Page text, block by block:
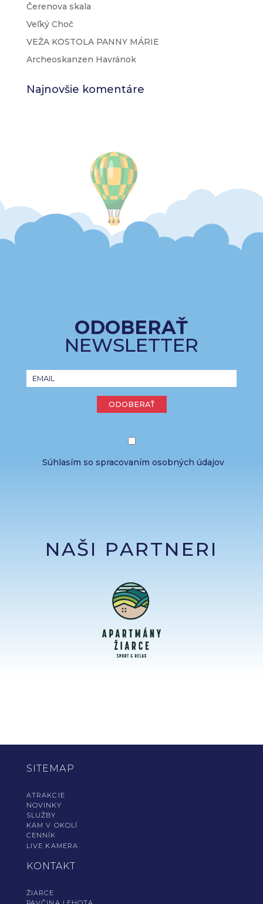
Čerenova skala
Veľký Choč
VEŽA KOSTOLA PANNY MÁRIE
Archeoskanzen Havránok
Najnovšie komentáre
ODOBERAŤ
NEWSLETTER
ODOBERAŤ
Súhlasím so spracovaním osobných údajov
NAŠI PARTNERI
SITEMAP
ATRAKCIE
NOVINKY
SLUŽBY
KAM V OKOLÍ
CENNÍK
LIVE KAMERA
KONTAKT
ŽIARCE